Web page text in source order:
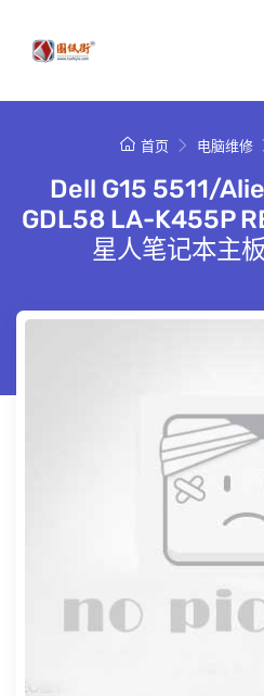
首页 电脑维修
Dell G15 5511/
GDL58 LA-K455P
星人笔记本主